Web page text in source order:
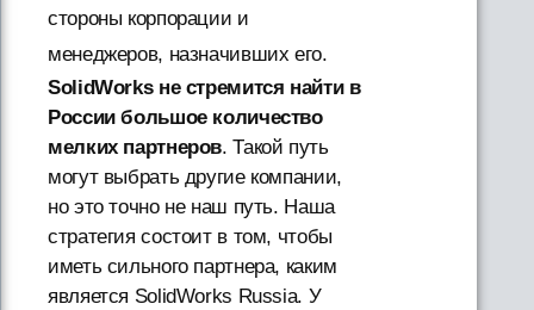
стороны корпорации и
менеджеров, назначивших его.
SolidWorks не стремится найти в
России большое количество
мелких партнеров. Такой путь
могут выбрать другие компании,
но это точно не наш путь. Наша
стратегия состоит в том, чтобы
иметь сильного партнера, каким
является SolidWorks Russia. У